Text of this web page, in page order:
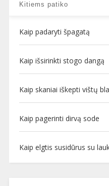
Kitiems patiko
Kaip padaryti špagatą
Kaip išsirinkti stogo dangą
Kaip skaniai iškepti vištų
Kaip pagerinti dirvą sode
Kaip elgtis susidūrus su